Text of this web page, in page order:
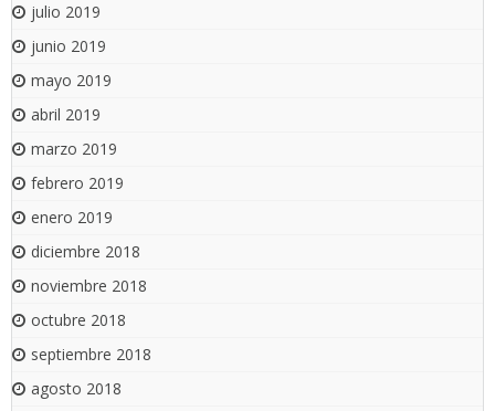
julio 2019
junio 2019
mayo 2019
abril 2019
marzo 2019
febrero 2019
enero 2019
diciembre 2018
noviembre 2018
octubre 2018
septiembre 2018
agosto 2018